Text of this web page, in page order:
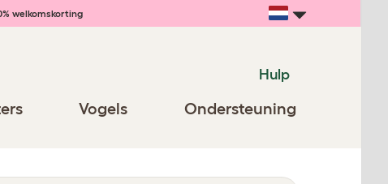
welkomskorting
Hulp
Vogels Ondersteuning